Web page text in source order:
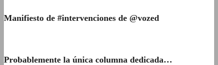
Manifiesto de #intervenciones de @vozed
Probablemente la única columna dedicada…